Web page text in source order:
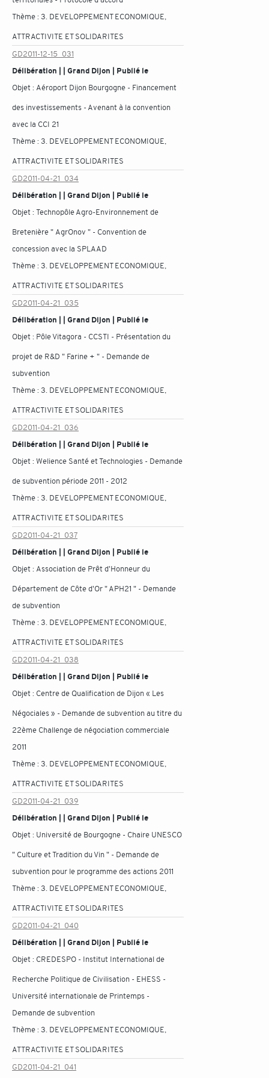
Thème :3. DEVELOPPEMENT ECONOMIQUE,
ATTRACTIVITE ET SOLIDARITES
GD2011-12-15_031
Délibération | | Grand Dijon | Publié le
Objet : Aéroport Dijon Bourgogne - Financement
des investissements - Avenant à la convention
avec la CCI 21
Thème :3. DEVELOPPEMENT ECONOMIQUE,
ATTRACTIVITE ET SOLIDARITES
GD2011-04-21_034
Délibération | | Grand Dijon | Publié le
Objet :Technopôle Agro-Environnement de
Bretenière " AgrOnov " - Convention de
concession avec la SPLAAD
Thème :3. DEVELOPPEMENT ECONOMIQUE,
ATTRACTIVITE ET SOLIDARITES
GD2011-04-21_035
Délibération | | Grand Dijon | Publié le
Objet : Pôle Vitagora - CCSTI - Présentation du
projet de R&D " Farine + " - Demande de
subvention
Thème :3. DEVELOPPEMENT ECONOMIQUE,
ATTRACTIVITE ET SOLIDARITES
GD2011-04-21_036
Délibération | | Grand Dijon | Publié le
Objet :Welience Santé et Technologies - Demande
de subvention période 2011 - 2012
Thème :3. DEVELOPPEMENT ECONOMIQUE,
ATTRACTIVITE ET SOLIDARITES
GD2011-04-21_037
Délibération | | Grand Dijon | Publié le
Objet : Association de Prêt d'Honneur du
Département de Côte d'Or " APH21 " - Demande
de subvention
Thème :3. DEVELOPPEMENT ECONOMIQUE,
ATTRACTIVITE ET SOLIDARITES
GD2011-04-21_038
Délibération | | Grand Dijon | Publié le
Objet : Centre de Qualification de Dijon « Les
Négociales » - Demande de subvention au titre du
22ème Challenge de négociation commerciale
2011
Thème :3. DEVELOPPEMENT ECONOMIQUE,
ATTRACTIVITE ET SOLIDARITES
GD2011-04-21_039
Délibération | | Grand Dijon | Publié le
Objet : Université de Bourgogne - Chaire UNESCO
" Culture et Tradition du Vin " - Demande de
subvention pour le programme des actions 2011
Thème :3. DEVELOPPEMENT ECONOMIQUE,
ATTRACTIVITE ET SOLIDARITES
GD2011-04-21_040
Délibération | | Grand Dijon | Publié le
Objet : CREDESPO - Institut International de
Recherche Politique de Civilisation - EHESS -
Université internationale de Printemps -
Demande de subvention
Thème :3. DEVELOPPEMENT ECONOMIQUE,
ATTRACTIVITE ET SOLIDARITES
GD2011-04-21_041